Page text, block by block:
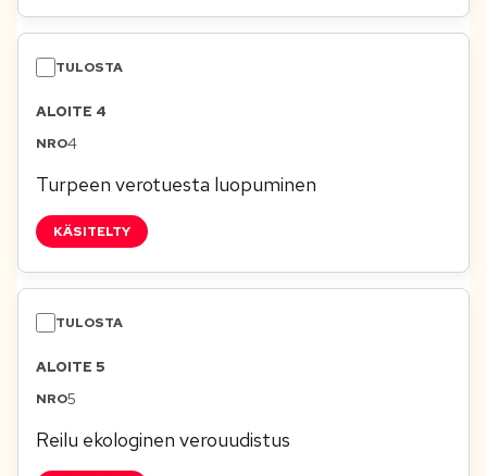
ALOITE 4
4
Turpeen verotuesta luopuminen
KÄSITELTY
ALOITE 5
5
Reilu ekologinen verouudistus